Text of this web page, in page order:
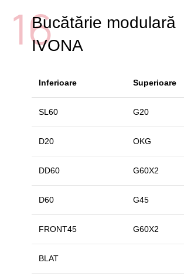
16
Bucătărie modulară
IVONA
Inferioare Superioare
SL60 G20
D20 OKG
DD60 G60X2
D60 G45
FRONT45 G60X2
BLAT